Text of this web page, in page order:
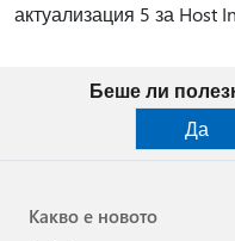
актуализация 5 за Host
Беше ли
Да
Какво е новото